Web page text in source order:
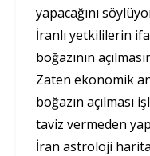
yapacağını
İranlı yetkililerin
boğazının
Zaten ekonomik
boğazın açılması
taviz vermeden
İran astroloji